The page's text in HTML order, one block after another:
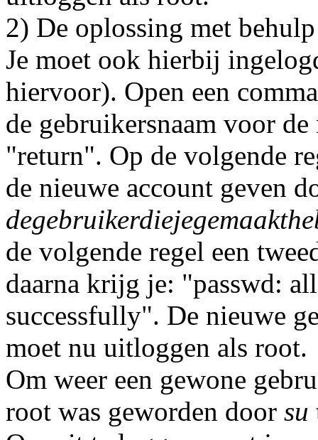
2) De oplossing met
Je moet ook hierbij
hiervoor). Open een
de gebruikersnaam voor
"return". Op de volgende
de nieuwe account geven
de volgende regel een
daarna krijg je: "passwd:
successfully". De nieuwe
moet nu uitloggen als root.
Om weer een gewone
root was geworden door su